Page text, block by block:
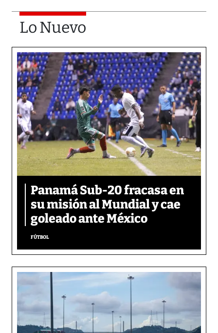
Lo Nuevo
Panamá Sub-20 fracasa en
su misión al Mundial y cae
goleado ante México
FÚTBOL